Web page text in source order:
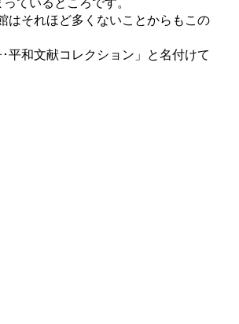
ているところです。
はそれほど多くないことからもこの
平和文献コレクション」と名付けて